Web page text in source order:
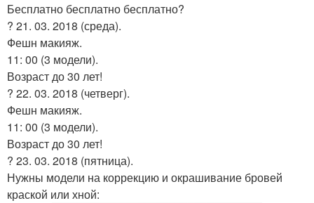
Бесплатно бесплатно бесплатно?
? 21. 03. 2018 (среда).
Фешн макияж.
11: 00 (3 модели).
Возраст до 30 лет!
? 22. 03. 2018 (четверг).
Фешн макияж.
11: 00 (3 модели).
Возраст до 30 лет!
? 23. 03. 2018 (пятница).
Нужны модели на коррекцию и окрашивание бровей
краской или хной: